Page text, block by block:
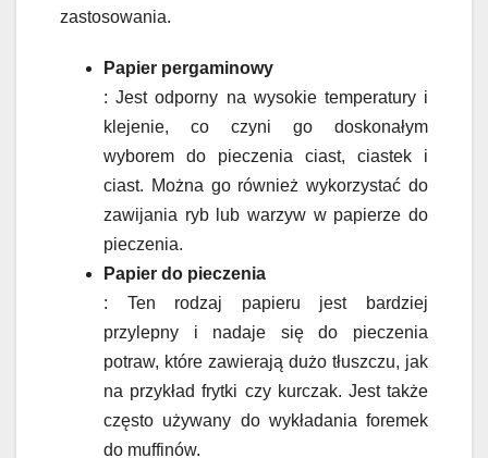
zastosowania.
Papier pergaminowy
: Jest odporny na wysokie temperatury i
klejenie, co czyni go doskonałym
wyborem do pieczenia ciast, ciastek i
ciast. Można go również wykorzystać do
zawijania ryb lub warzyw w papierze do
pieczenia.
Papier do pieczenia
: Ten rodzaj papieru jest bardziej
przylepny i nadaje się do pieczenia
potraw, które zawierają dużo tłuszczu, jak
na przykład frytki czy kurczak. Jest także
często używany do wykładania foremek
do muffinów.